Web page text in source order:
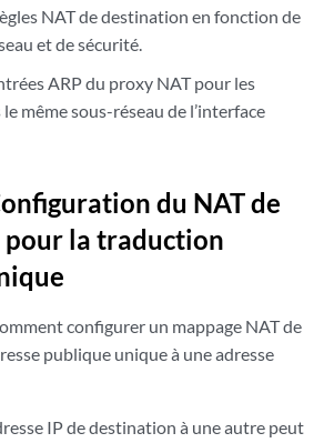
NAT de destination en fonction de
et de sécurité.
ARP du proxy NAT pour les
même sous-réseau de l’interface
du NAT de
la traduction
configurer un mappage NAT de
publique unique à une adresse
IP de destination à une autre peut